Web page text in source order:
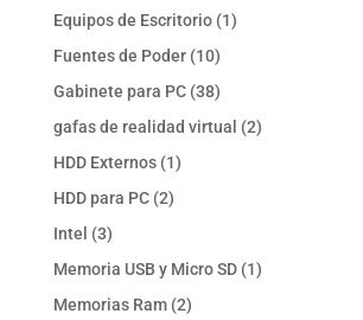
productos
Equipos de Escritorio 11
Fuentes de Poder 1010
productos
Gabinete para PC 3838
productos
gafas de realidad virtual 22
HDD Externos 11
HDD para PC 22
Intel 33
productos
Memoria USB y Micro SD 11
Memorias Ram 22